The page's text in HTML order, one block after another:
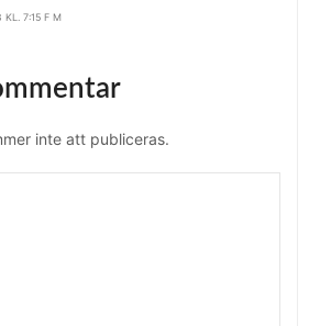
KL. 7:15 F M
inte att publiceras.